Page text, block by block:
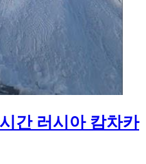
간 러시아 캄차카